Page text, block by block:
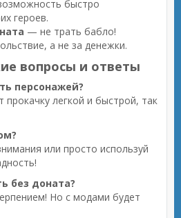
быстро
героев.
— не трать бабло!
а не за денежки.
вопросы и ответы
персонажей?
легкой и быстрой, так
или просто используй
без доната?
Но с модами будет